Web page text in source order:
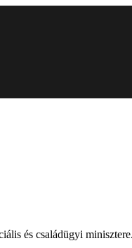
és családügyi minisztere.